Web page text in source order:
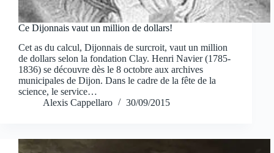
Ce Dijonnais vaut un million de dollars!
Cet as du calcul, Dijonnais de surcroit, vaut un million
de dollars selon la fondation Clay. Henri Navier (1785-
1836) se découvre dès le 8 octobre aux archives
municipales de Dijon. Dans le cadre de la fête de la
science, le service…
Alexis Cappellaro
30/09/2015